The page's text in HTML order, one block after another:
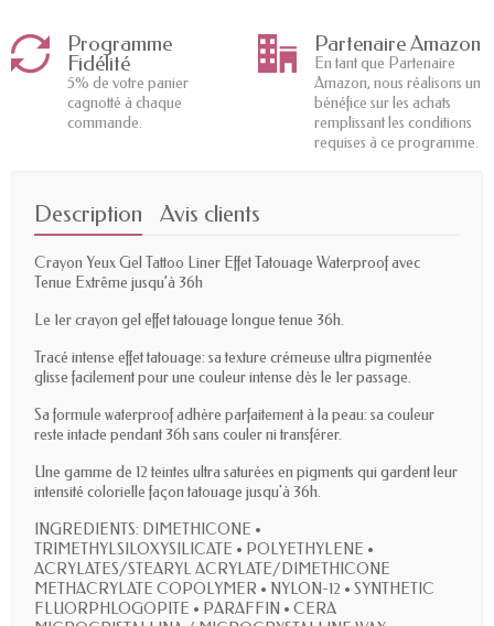
Programme
Fidélité
5% de votre panier
cagnotté à chaque
commande.
Partenaire Amazon
En tant que Partenaire
Amazon, nous réalisons un
bénéfice sur les achats
remplissant les conditions
requises à ce programme.
Description Avis clients
Crayon Yeux Gel Tattoo Liner Effet Tatouage Waterproof avec
Tenue Extrême jusqu’à 36h
Le 1er crayon gel effet tatouage longue tenue 36h.
Tracé intense effet tatouage: sa texture crémeuse ultra pigmentée
glisse facilement pour une couleur intense dès le 1er passage.
Sa formule waterproof adhère parfaitement à la peau: sa couleur
reste intacte pendant 36h sans couler ni transférer.
Une gamme de 12 teintes ultra saturées en pigments qui gardent leur
intensité colorielle façon tatouage jusqu'à 36h.
INGREDIENTS: DIMETHICONE •
TRIMETHYLSILOXYSILICATE • POLYETHYLENE •
ACRYLATES/STEARYL ACRYLATE/DIMETHICONE
METHACRYLATE COPOLYMER • NYLON-12 • SYNTHETIC
FLUORPHLOGOPITE • PARAFFIN • CERA